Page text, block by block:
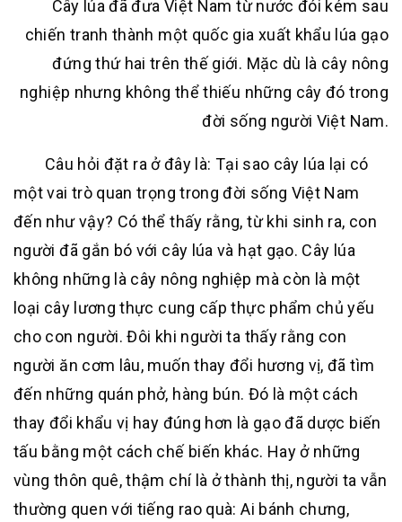
Cây lúa đã đưa Việt Nam từ nước đói kém sau
chiến tranh thành một quốc gia xuất khẩu lúa gạo
đứng thứ hai trên thế giới. Mặc dù là cây nông
nghiệp nhưng không thể thiếu những cây đó trong
đời sống người Việt Nam.
Câu hỏi đặt ra ở đây là: Tại sao cây lúa lại có
một vai trò quan trọng trong đời sống Việt Nam
đến như vậy? Có thể thấy rằng, từ khi sinh ra, con
người đã gắn bó với cây lúa và hạt gạo. Cây lúa
không những là cây nông nghiệp mà còn là một
loại cây lương thực cung cấp thực phẩm chủ yếu
cho con người. Đôi khi người ta thấy rằng con
người ăn cơm lâu, muốn thay đổi hương vị, đã tìm
đến những quán phở, hàng bún. Đó là một cách
thay đổi khẩu vị hay đúng hơn là gạo đã dược biến
tấu bằng một cách chế biến khác. Hay ở những
vùng thôn quê, thậm chí là ở thành thị, người ta vẫn
thường quen với tiếng rao quà: Ai bánh chưng,